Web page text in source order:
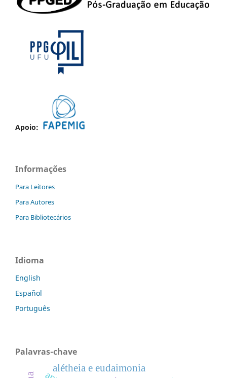
Apoio:
Informações
Para Leitores
Para Autores
Para Bibliotecários
Idioma
English
Español
Português
Palavras-chave
alétheia e eudaimonia